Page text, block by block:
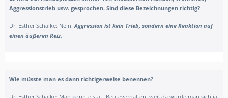
Aggressionstrieb usw. gesprochen. Sind diese Bezeichnungen richtig?
Dr. Esther Schalke: Nein. Aggression ist kein Trieb, sondern eine Reaktion auf
einen äußeren Reiz.
Wie müsste man es dann richtigerweise benennen?